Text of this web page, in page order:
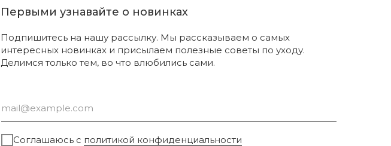
Первыми узнавайте о новинках
Подпишитесь на нашу рассылку. Мы рассказываем о самых
интересных новинках и присылаем полезные советы по уходу.
Делимся только тем, во что влюбились сами.
Соглашаюсь с политикой конфиденциальности